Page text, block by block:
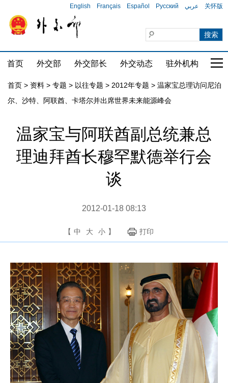
English Français Español Русский عربي 关怀版
首页 外交部 外交部长 外交动态 驻外机构 国
首页 > 资料 > 专题 > 以往专题 > 2012年专题 > 温家宝总理访问尼泊
尔、沙特、阿联酋、卡塔尔并出席世界未来能源峰会
温家宝与阿联酋副总统兼总
理迪拜酋长穆罕默德举行会
谈
2012-01-18 08:13
【 中 大 小 】 打印